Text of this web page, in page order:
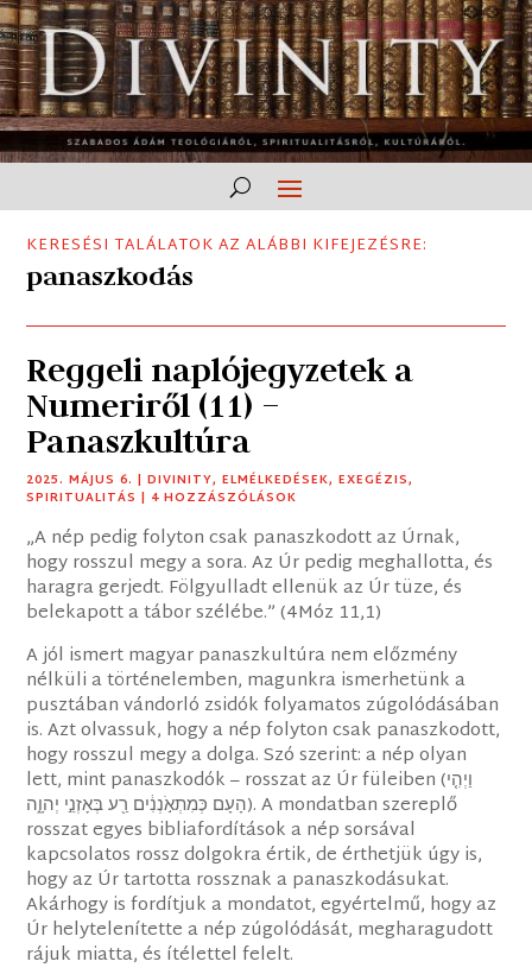
KERESÉSI TALÁLATOK AZ ALÁBBI KIFEJEZÉSRE:
panaszkodás
Reggeli naplójegyzetek a
Numeriről (11) –
Panaszkultúra
2025. MÁJUS 6. |DIVINITY,ELMÉLKEDÉSEK,EXEGÉZIS,
SPIRITUALITÁS | 4 HOZZÁSZÓLÁSOK
„A nép pedig folyton csak panaszkodott az Úrnak,
hogy rosszul megy a sora. Az Úr pedig meghallotta, és
haragra gerjedt. Fölgyulladt ellenük az Úr tüze, és
belekapott a tábor szélébe.” (4Móz 11,1)
A jól ismert magyar panaszkultúra nem előzmény
nélküli a történelemben, magunkra ismerhetünk a
pusztában vándorló zsidók folyamatos zúgolódásában
is. Azt olvassuk, hogy a nép folyton csak panaszkodott,
hogy rosszul megy a dolga. Szó szerint: a nép olyan
lett, mint panaszkodók – rosszat az Úr füleiben (‎וַיְהִ֤י
הָעָם כְּמִתְאֹ֣נְנִ֔ים רַ֖ע בְּאָזְנֵ֣י יְהוָ֑ה). A mondatban szereplő
rosszat egyes bibliafordítások a nép sorsával
kapcsolatos rossz dolgokra értik, de érthetjük úgy is,
hogy az Úr tartotta rossznak a panaszkodásukat.
Akárhogy is fordítjuk a mondatot, egyértelmű, hogy az
Úr helytelenítette a nép zúgolódását, megharagudott
rájuk miatta, és ítélettel felelt.